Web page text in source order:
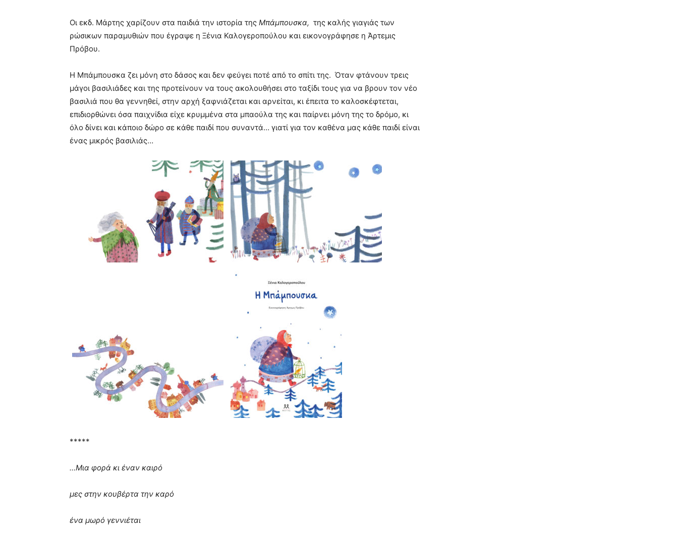
Οι εκδ. Μάρτης χαρίζουν στα παιδιά την ιστορία της Μπάμπουσκα, της καλής γιαγιάς των
ρώσικων παραμυθιών που έγραψε η Ξένια Καλογεροπούλου και εικονογράφησε η Άρτεμις
Πρόβου.
Η Μπάμπουσκα ζει μόνη στο δάσος και δεν φεύγει ποτέ από το σπίτι της. Όταν φτάνουν τρεις
μάγοι βασιλιάδες και της προτείνουν να τους ακολουθήσει στο ταξίδι τους για να βρουν τον νέο
βασιλιά που θα γεννηθεί, στην αρχή ξαφνιάζεται και αρνείται, κι έπειτα το καλοσκέφτεται,
επιδιορθώνει όσα παιχνίδια είχε κρυμμένα στα μπαούλα της και παίρνει μόνη της το δρόμο, κι
όλο δίνει και κάποιο δώρο σε κάθε παιδί που συναντά… γιατί για τον καθένα μας κάθε παιδί είναι
ένας μικρός βασιλιάς…
*****
…Μια φορά κι έναν καιρό
μες στην κουβέρτα την καρό
ένα μωρό γεννιέται